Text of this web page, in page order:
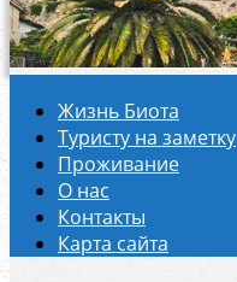
Жизнь Биота
Туристу на заметку
Проживание
О нас
Контакты
Карта сайта